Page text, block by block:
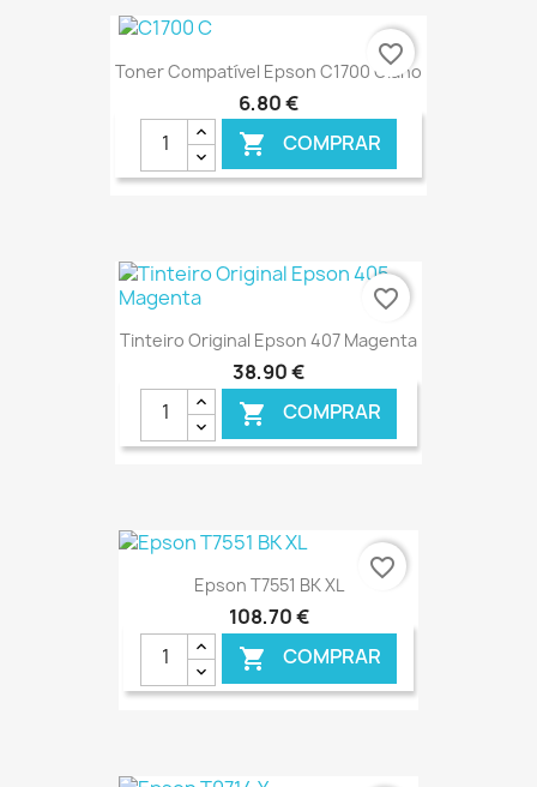
Toner Compatível Epson C1700 Ciano
6,80 €
 COMPRAR
€ ONLINE
favorite_border
Tinteiro Original Epson 407 Magenta
38,90 €
 COMPRAR
favorite_border
Epson T7551 BK XL
108,70 €
 COMPRAR
favorite_border